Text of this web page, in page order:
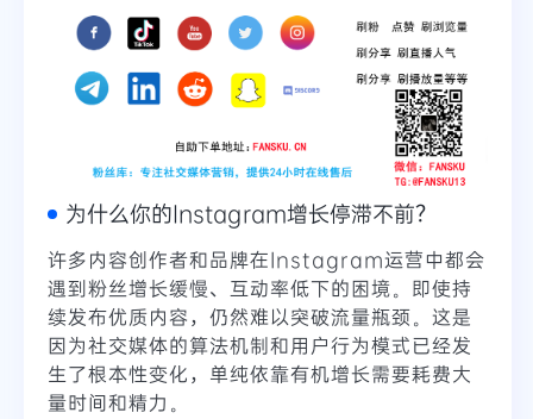
为什么你的Instagram增长停滞不前？
许多内容创作者和品牌在Instagram运营中都会
遇到粉丝增长缓慢、互动率低下的困境。即使持
续发布优质内容，仍然难以突破流量瓶颈。这是
因为社交媒体的算法机制和用户行为模式已经发
生了根本性变化，单纯依靠有机增长需要耗费大
量时间和精力。